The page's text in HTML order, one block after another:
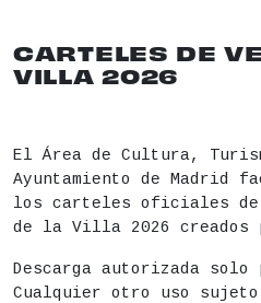
CARTELES DE
VILLA 2026
El Área de Cultura,
Ayuntamiento de Madrid
los carteles oficiales de
de la Villa 2026 creados
Descarga autorizada solo
Cualquier otro uso